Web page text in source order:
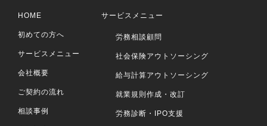
HOME
初めての方へ
サービスメニュー
会社概要
ご契約の流れ
相談事例
サービスメニュー
労務相談顧問
社会保険アウトソーシング
給与計算アウトソーシング
就業規則作成・改訂
労務診断・IPO支援